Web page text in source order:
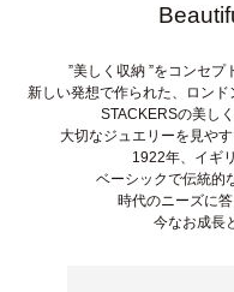
”美しく収納 ”をコンセプ
新しい発想で作られた、ロンド
STACKERSの美し
大切なジュエリーを見や
1922年、イギ
ベーシックで伝統的
時代のニーズに
今なお成長